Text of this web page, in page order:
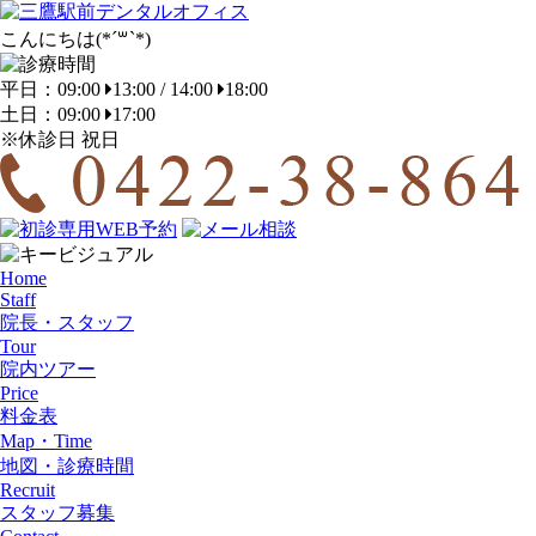
こんにちは(*´꒳`*)
平日：09:00 13:00 / 14:00
18:00
土日：09:00
17:00
※休診日 祝日
Home
Staff
院長・スタッフ
Tour
院内ツアー
Price
料金表
Map・Time
地図・診療時間
Recruit
スタッフ募集